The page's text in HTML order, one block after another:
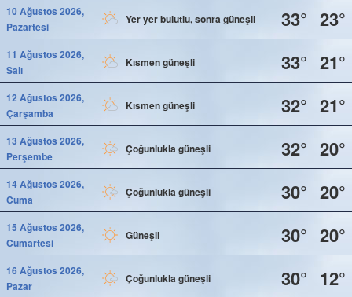
10 Ağustos 2026,
Pazartesi
Yer yer bulutlu, sonra güneşli 33° 23°
11 Ağustos 2026,
Salı
Kısmen güneşli 33° 21°
12 Ağustos 2026,
Çarşamba
Kısmen güneşli 32° 21°
13 Ağustos 2026,
Perşembe
Çoğunlukla güneşli 32° 20°
14 Ağustos 2026,
Cuma
Çoğunlukla güneşli 30° 20°
15 Ağustos 2026,
Cumartesi
Güneşli 30° 20°
16 Ağustos 2026,
Pazar
Çoğunlukla güneşli 30° 12°